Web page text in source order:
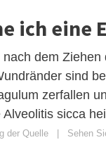
ich eine
dem
sind
zerfallen
sicca
der Quelle Sehen